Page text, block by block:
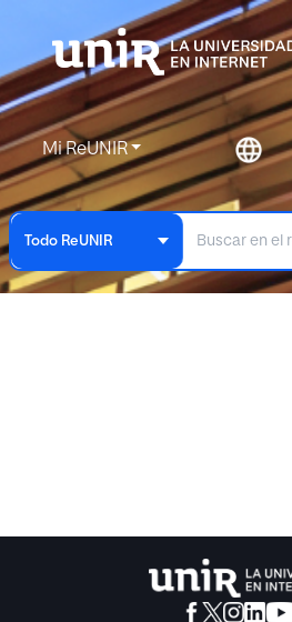
Mi ReUNIR
Todo ReUNIR